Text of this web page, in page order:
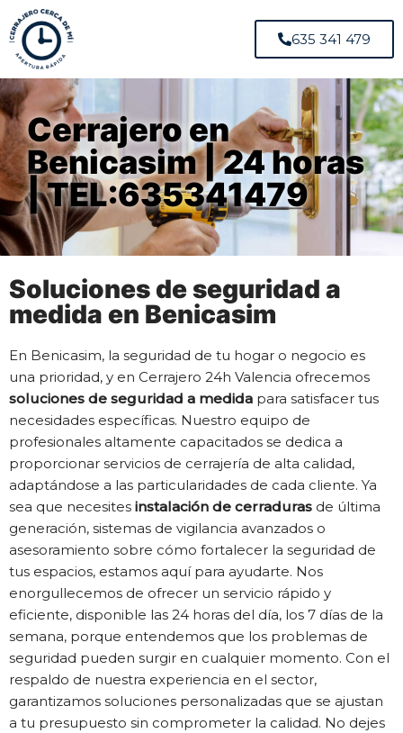
635 341 479
Cerrajero en
Benicasim | 24 horas
| TEL:635341479
Soluciones de seguridad a
medida en Benicasim
En Benicasim, la seguridad de tu hogar o negocio es
una prioridad, y en Cerrajero 24h Valencia ofrecemos
soluciones de seguridad a medida para satisfacer tus
necesidades específicas. Nuestro equipo de
profesionales altamente capacitados se dedica a
proporcionar servicios de cerrajería de alta calidad,
adaptándose a las particularidades de cada cliente. Ya
sea que necesites instalación de cerraduras de última
generación, sistemas de vigilancia avanzados o
asesoramiento sobre cómo fortalecer la seguridad de
tus espacios, estamos aquí para ayudarte. Nos
enorgullecemos de ofrecer un servicio rápido y
eficiente, disponible las 24 horas del día, los 7 días de la
semana, porque entendemos que los problemas de
seguridad pueden surgir en cualquier momento. Con el
respaldo de nuestra experiencia en el sector,
garantizamos soluciones personalizadas que se ajustan
a tu presupuesto sin comprometer la calidad. No dejes